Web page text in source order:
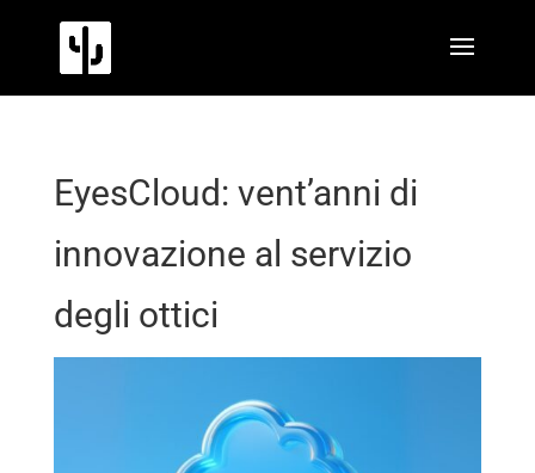
EyesCloud: vent’anni di
innovazione al servizio
degli ottici